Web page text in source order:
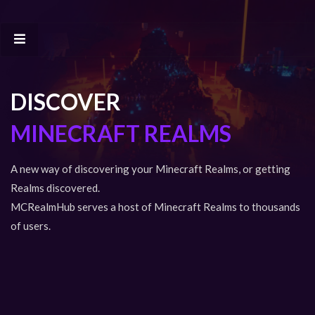
DISCOVER
MINECRAFT REALMS
A new way of discovering your Minecraft Realms, or getting
Realms discovered.
MCRealmHub serves a host of Minecraft Realms to thousands
of users.